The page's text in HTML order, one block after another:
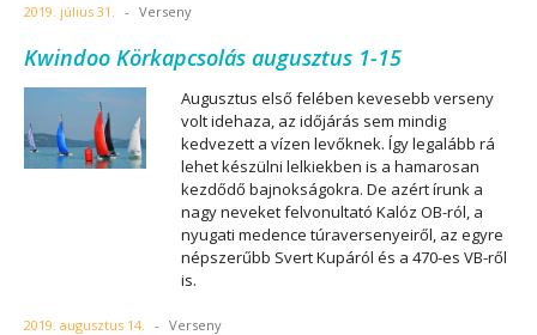
2019. július 31. - Verseny
Kwindoo Körkapcsolás augusztus 1-15
Augusztus első felében kevesebb verseny
volt idehaza, az időjárás sem mindig
kedvezett a vízen levőknek. Így legalább rá
lehet készülni lelkiekben is a hamarosan
kezdődő bajnokságokra. De azért írunk a
nagy neveket felvonultató Kalóz OB-ról, a
nyugati medence túraversenyeiről, az egyre
népszerűbb Svert Kupáról és a 470-es VB-ről
is.
2019. augusztus 14. - Verseny